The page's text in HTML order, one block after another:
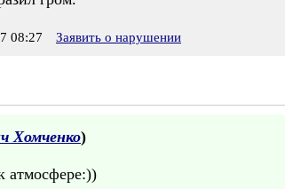
08:27 Заявить о нарушении
Хомченко)
атмосфере:))